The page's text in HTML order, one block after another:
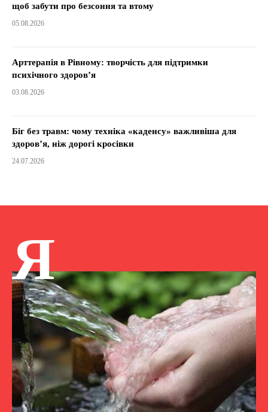
щоб забути про безсоння та втому
05.08.2026
Арттерапія в Рівному: творчість для підтримки
психічного здоров’я
03.08.2026
Біг без травм: чому техніка «каденсу» важливіша для
здоров’я, ніж дорогі кросівки
24.07.2026
Я